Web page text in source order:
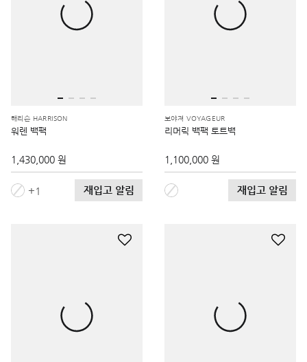
해리슨 HARRISON
워렌 백팩
1,430,000 원
1 재입고 알림
보야져 VOYAGEUR
리머릭 백팩 토트백
1,100,000 원
재입고 알림